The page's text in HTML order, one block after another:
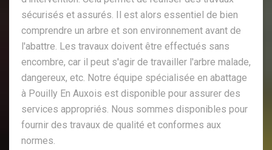
sécurisés et assurés. Il est alors essentiel de bien
comprendre un arbre et son environnement avant de
l'abattre. Les travaux doivent être effectués sans
encombre, car il peut s'agir de travailler l'arbre malade,
dangereux, etc. Notre équipe spécialisée en abattage
à Pouilly En Auxois est disponible pour assurer des
services appropriés. Nous sommes disponibles pour
fournir des travaux de qualité et conformes aux
normes.